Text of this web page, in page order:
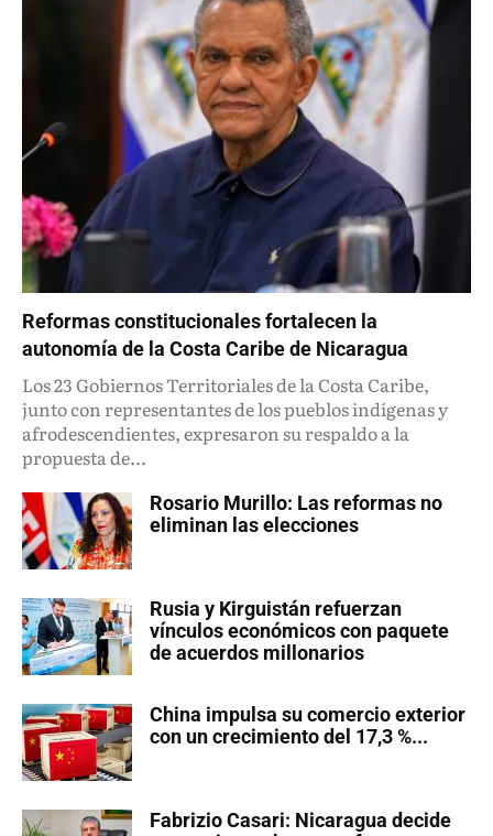
Reformas constitucionales fortalecen la
autonomía de la Costa Caribe de Nicaragua
Los 23 Gobiernos Territoriales de la Costa Caribe,
junto con representantes de los pueblos indígenas y
afrodescendientes, expresaron su respaldo a la
propuesta de...
Rosario Murillo: Las reformas no
eliminan las elecciones
Rusia y Kirguistán refuerzan
vínculos económicos con paquete
de acuerdos millonarios
China impulsa su comercio exterior
con un crecimiento del 17,3 %...
Fabrizio Casari: Nicaragua decide